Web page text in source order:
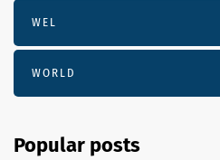
WEL
WORLD
Popular posts